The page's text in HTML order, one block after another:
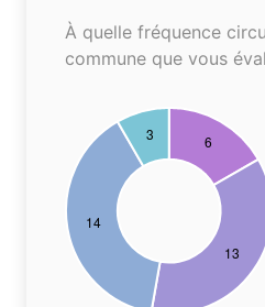
À quelle fréquence
commune que vous